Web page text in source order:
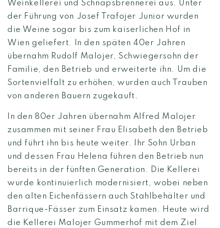
Weinkellerei und Schnapsbrennerei aus. Unter
der Führung von Josef Trafojer Junior wurden
die Weine sogar bis zum kaiserlichen Hof in
Wien geliefert. In den späten 40er Jahren
übernahm Rudolf Malojer, Schwiegersohn der
Familie, den Betrieb und erweiterte ihn. Um die
Sortenvielfalt zu erhöhen, wurden auch Trauben
von anderen Bauern zugekauft.
In den 80er Jahren übernahm Alfred Malojer
zusammen mit seiner Frau Elisabeth den Betrieb
und führt ihn bis heute weiter. Ihr Sohn Urban
und dessen Frau Helena führen den Betrieb nun
bereits in der fünften Generation. Die Kellerei
wurde kontinuierlich modernisiert, wobei neben
den alten Eichenfässern auch Stahlbehälter und
Barrique-Fässer zum Einsatz kamen. Heute wird
die Kellerei Malojer Gummerhof mit dem Ziel